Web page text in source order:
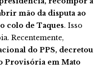
mão da disputa ao
colo de Taques. Isso
Recentemente,
do PPS, decretou
Provisória em Mato